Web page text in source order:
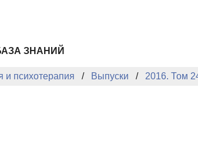
ЗНАНИЙ
и психотерапия Выпуски 2016. Том